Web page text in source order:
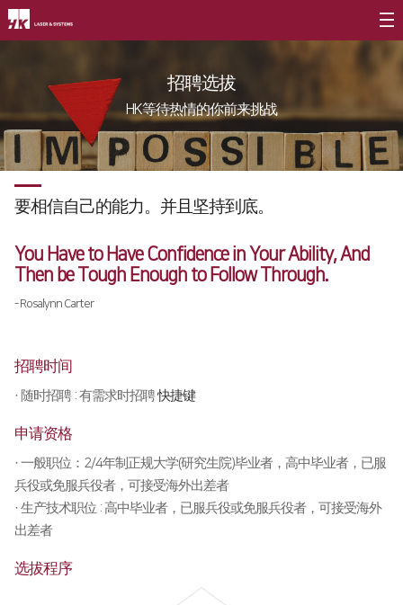
公司简介
公司沿革
CI介绍
价值经营
企业精神
分公司介绍∨
全球网络
国内分公司
海外办事处
产品介绍
光纤∨
FL3015 Fiber
PS Series Fiber
二氧化碳∨
FL3015 二氧化碳
PL3015 二氧化碳
割管专用机
折弯机
去毛刺机
特殊用途∨
焊接机
混合加工机
客户支援
资源
社会贡献
社会贡献活动
招聘选拔
HK等待热情的你前来挑战
要相信自己的能力。 并且坚持到底。
You Have to HaveConfidence in Your Ability,And
Then be Tough Enoughto Follow Through.
- Rosalynn Carter
招聘时间
· 随时招聘 : 有需求时招聘快捷键
申请资格
· 一般职位：2/4年制正规大学(研究生院)毕业者，高中毕业者，已服
兵役或免服兵役者，可接受海外出差者
· 生产技术职位 : 高中毕业者，已服兵役或免服兵役者，可接受海外
出差者
选拔程序